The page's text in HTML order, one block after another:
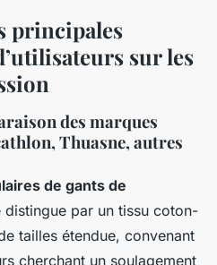
principales
sur les
des marques
Thuasne, autres
de gants de
distingue par un tissu coton-
tailles étendue, convenant
cherchant un soulagement